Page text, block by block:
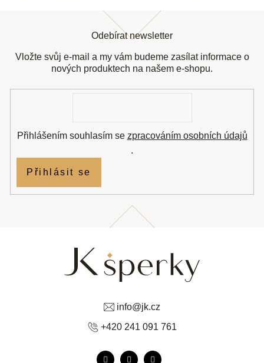
info@jk.cz
+420 241 091 761
Odebírat newsletter
Vložte svůj e-mail a my vám budeme zasílat informace o
nových produktech na našem e-shopu.
Přihlášením souhlasím se zpracováním osobních údajů
.
Přihlásit se